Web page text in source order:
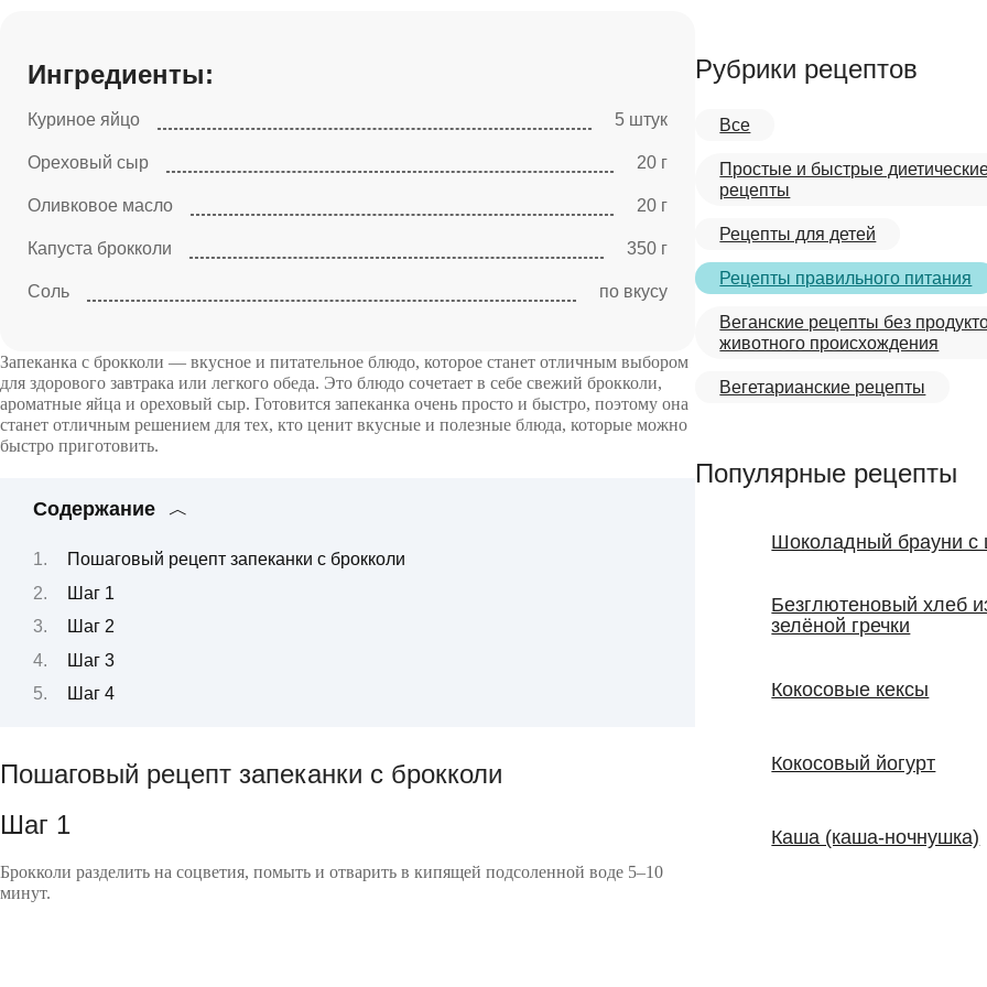
Ингредиенты:
Куриное яйцо 5 штук
Ореховый сыр 20 г
Оливковое масло 20 г
Капуста брокколи 350 г
Соль по вкусу
Запеканка с брокколи — вкусное и питательное блюдо, которое станет отличным выбором
для здорового завтрака или легкого обеда. Это блюдо сочетает в себе свежий брокколи,
ароматные яйца и ореховый сыр. Готовится запеканка очень просто и быстро, поэтому она
станет отличным решением для тех, кто ценит вкусные и полезные блюда, которые можно
быстро приготовить.
Содержание
Пошаговый рецепт запеканки с брокколи
Шаг 1
Шаг 2
Шаг 3
Шаг 4
Пошаговый рецепт запеканки с брокколи
Шаг 1
Брокколи разделить на соцветия, помыть и отварить в кипящей подсоленной воде 5–10
минут.
Рубрики рецептов
Все
Простые и быстрые
рецепты
Рецепты для детей
Рецепты правильного питания
Веганские рецепты без
животного происхождения
Вегетарианские рецепты
Популярные рецепты
Шоколадный брауни с
Безглютеновый хлеб
зелёной гречки
Кокосовые кексы
Кокосовый йогурт
Каша (каша-ночнушка)